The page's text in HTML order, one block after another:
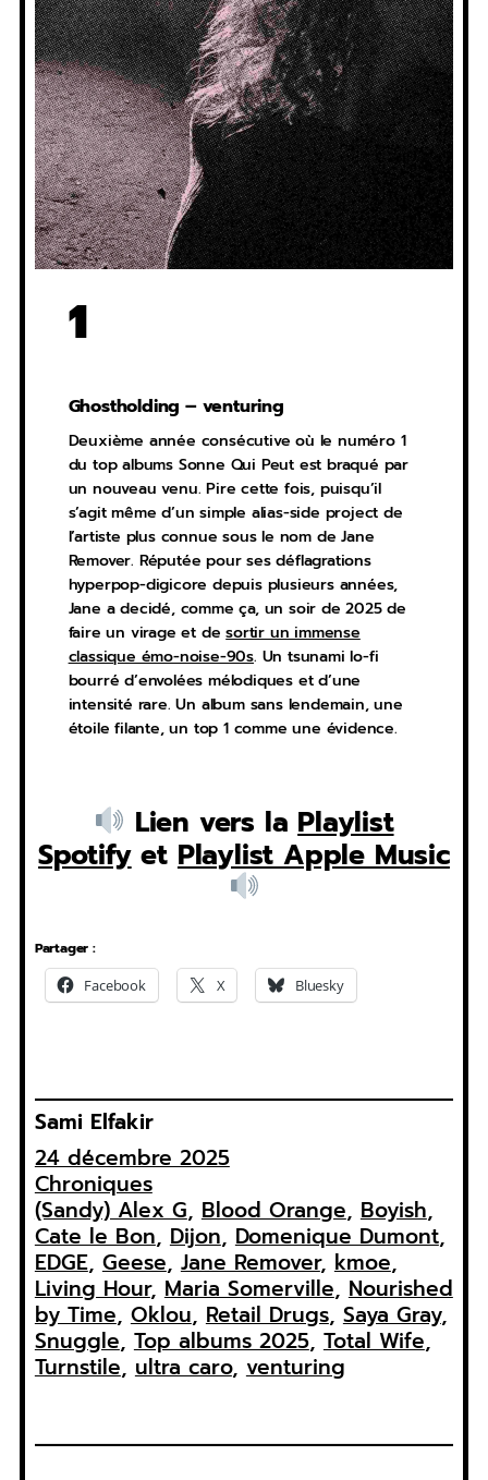
1
Ghostholding – venturing
Deuxième année consécutive où le numéro 1
du top albums Sonne Qui Peut est braqué par
un nouveau venu. Pire cette fois, puisqu’il
s’agit même d’un simple alias-side project de
l’artiste plus connue sous le nom de Jane
Remover. Réputée pour ses déflagrations
hyperpop-digicore depuis plusieurs années,
Jane a decidé, comme ça, un soir de 2025 de
faire un virage et desortir un immense
classique émo-noise-90s. Un tsunami lo-fi
bourré d’envolées mélodiques et d’une
intensité rare. Un album sans lendemain, une
étoile filante, un top 1 comme une évidence.
Lien vers laPlaylist
SpotifyetPlaylist Apple Music
Partager :
Facebook
X Bluesky
Sami Elfakir
24 décembre 2025
Chroniques
(Sandy) Alex G, Blood Orange, Boyish
Cate le Bon, Dijon, Domenique Dumont
EDGE, Geese, Jane Remover, kmoe
Living Hour, Maria Somerville, Nourished
by Time, Oklou, Retail Drugs, Saya Gray
Snuggle, Top albums 2025, Total Wife
Turnstile, ultra caro, venturing